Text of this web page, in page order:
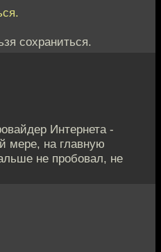
сохраниться.
Интернета -
мере, на главную
не пробовал, не